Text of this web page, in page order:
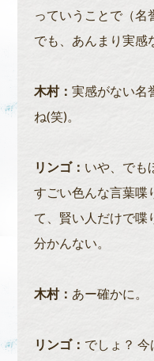
っていうことで（名
でも、あんまり実感
木村： 実感がない名
ね(笑)。
リンゴ： いや、でも
すごい色んな言葉喋
て、賢い人だけで喋
分かんない。
木村： あー確かに。
リンゴ： でしょ？